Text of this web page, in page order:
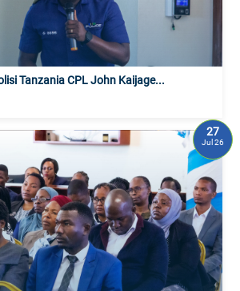
Tanzania CPL John Kaijage...
27
Jul 26